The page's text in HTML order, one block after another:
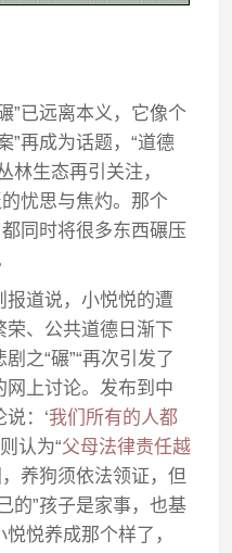
”已远离本义，它像个
”再成为话题，“道德
林生态再引关注，
忧思与焦灼。那个
同时将很多东西碾压
报道说，小悦悦的遭
荣、公共道德日渐下
之“碾”“再次引发了
上讨论。发布到中
：‘我们所有的人都
认为“父母法律责任越
养狗须依法领证，但
的”孩子是家事，也基
悦养成那个样了，